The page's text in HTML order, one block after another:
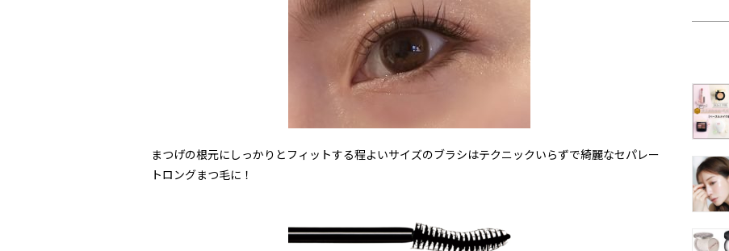
まつげの根元にしっかりとフィットする程よいサイズのブラシはテクニックいらずで綺麗なセパレー
トロングまつ毛に！